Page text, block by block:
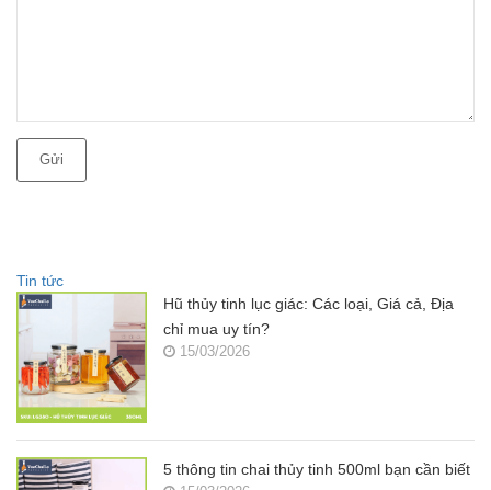
Gửi
Tin tức
Hũ thủy tinh lục giác: Các loại, Giá cả, Địa
chỉ mua uy tín?
15/03/2026
5 thông tin chai thủy tinh 500ml bạn cần biết